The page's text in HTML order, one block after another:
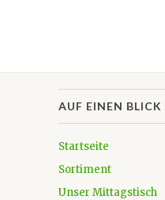
AUF EINEN BLICK
Startseite
Sortiment
Unser Mittagstisch